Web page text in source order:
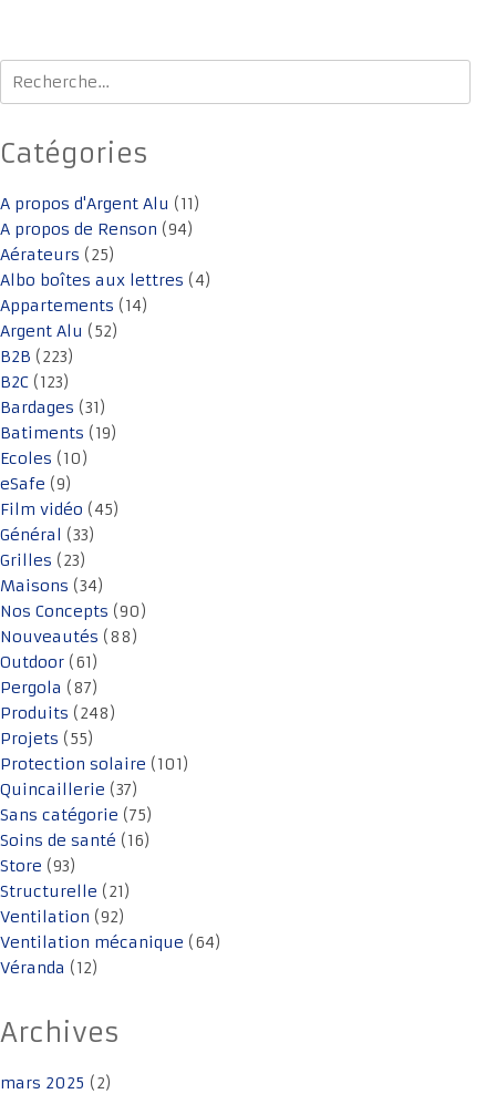
Rechercher :
Catégories
A propos d'Argent Alu (11)
A propos de Renson (94)
Aérateurs (25)
Albo boîtes aux lettres (4)
Appartements (14)
Argent Alu (52)
B2B (223)
B2C (123)
Bardages (31)
Batiments (19)
Ecoles (10)
eSafe (9)
Film vidéo (45)
Général (33)
Grilles (23)
Maisons (34)
Nos Concepts (90)
Nouveautés (88)
Outdoor (61)
Pergola (87)
Produits (248)
Projets (55)
Protection solaire (101)
Quincaillerie (37)
Sans catégorie (75)
Soins de santé (16)
Store (93)
Structurelle (21)
Ventilation (92)
Ventilation mécanique (64)
Véranda (12)
Archives
mars 2025 (2)